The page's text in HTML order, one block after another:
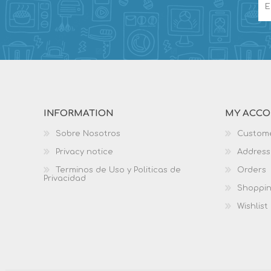
INFORMATION
Sobre Nosotros
Privacy notice
Terminos de Uso y Politicas de
Privacidad
MY
Orders
Wishlist